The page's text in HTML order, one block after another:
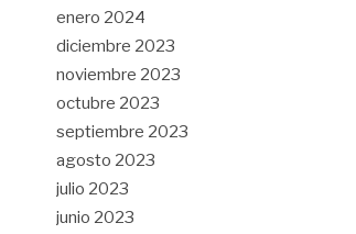
enero 2024
diciembre 2023
noviembre 2023
octubre 2023
septiembre 2023
agosto 2023
julio 2023
junio 2023